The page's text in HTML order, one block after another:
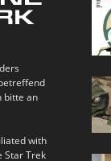
bitte an
with
Star Trek